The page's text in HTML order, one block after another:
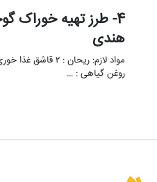
4- طرز تهیه خوراک
هندی
روغن گیاهی : …